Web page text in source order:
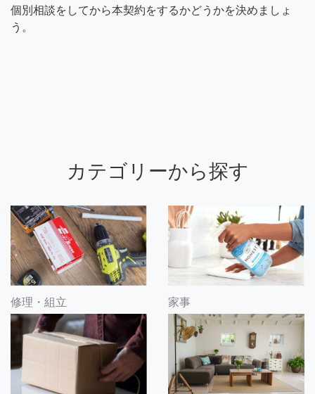
個別相談をしてから本契約をするかどうかを決めましょ
う。
カテゴリーから探す
修理・組立 家事